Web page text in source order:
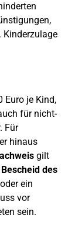
Kinderzulage
Euro je Kind,
für nicht-
Für
hinaus
gilt
Bescheid des
oder ein
vor
sein.